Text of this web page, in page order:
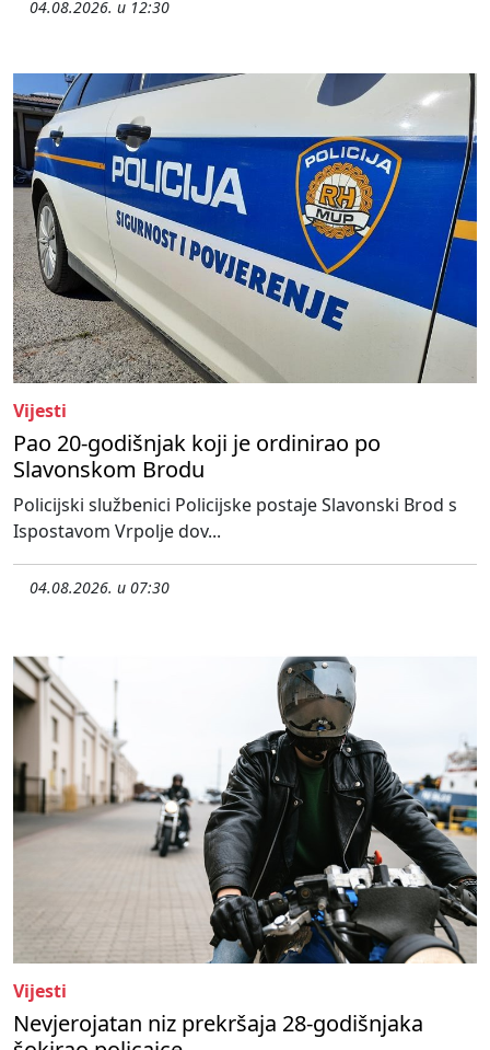
04.08.2026. u 12:30
Vijesti
Pao 20-godišnjak koji je ordinirao po
Slavonskom Brodu
Policijski službenici Policijske postaje Slavonski Brod s
Ispostavom Vrpolje dov...
04.08.2026. u 07:30
Vijesti
Nevjerojatan niz prekršaja 28-godišnjaka